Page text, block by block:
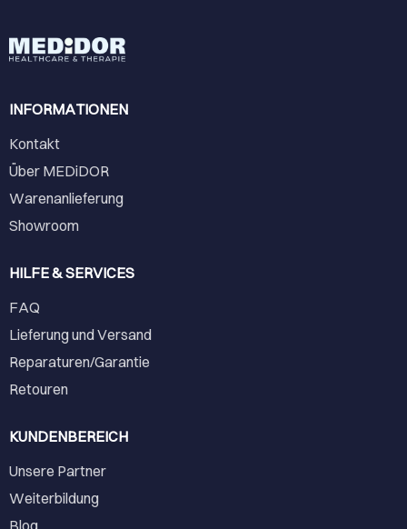
INFORMATIONEN
Kontakt
Über MEDiDOR
Warenanlieferung
Showroom
HILFE & SERVICES
FAQ
Lieferung und Versand
Reparaturen/Garantie
Retouren
KUNDENBEREICH
Unsere Partner
Weiterbildung